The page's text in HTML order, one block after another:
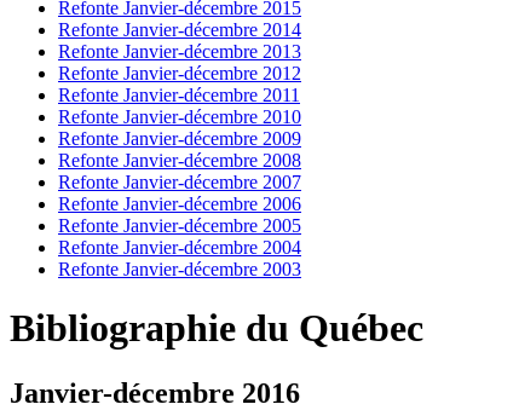
Refonte Janvier-décembre 2015
Refonte Janvier-décembre 2014
Refonte Janvier-décembre 2013
Refonte Janvier-décembre 2012
Refonte Janvier-décembre 2011
Refonte Janvier-décembre 2010
Refonte Janvier-décembre 2009
Refonte Janvier-décembre 2008
Refonte Janvier-décembre 2007
Refonte Janvier-décembre 2006
Refonte Janvier-décembre 2005
Refonte Janvier-décembre 2004
Refonte Janvier-décembre 2003
Bibliographie du Québec
Janvier-décembre 2016